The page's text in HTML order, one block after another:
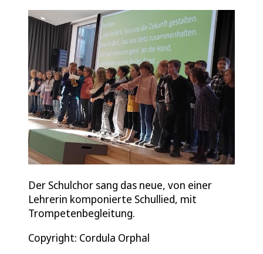
Der Schulchor sang das neue, von einer
Lehrerin komponierte Schullied, mit
Trompetenbegleitung.
Copyright: Cordula Orphal